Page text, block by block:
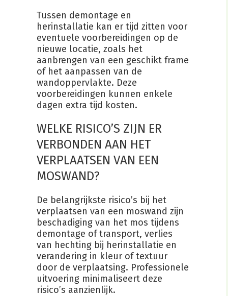
Tussen demontage en
herinstallatie kan er tijd zitten voor
eventuele voorbereidingen op de
nieuwe locatie, zoals het
aanbrengen van een geschikt frame
of het aanpassen van de
wandoppervlakte. Deze
voorbereidingen kunnen enkele
dagen extra tijd kosten.
WELKE RISICO’S ZIJN ER
VERBONDEN AAN HET
VERPLAATSEN VAN EEN
MOSWAND?
De belangrijkste risico’s bij het
verplaatsen van een moswand zijn
beschadiging van het mos tijdens
demontage of transport, verlies
van hechting bij herinstallatie en
verandering in kleur of textuur
door de verplaatsing. Professionele
uitvoering minimaliseert deze
risico’s aanzienlijk.